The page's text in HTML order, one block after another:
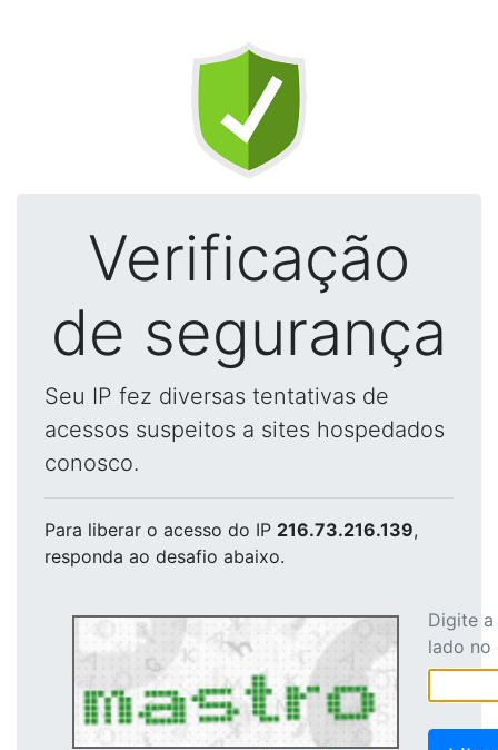
Verificação
de segurança
Seu IP fez diversas tentativas de
acessos suspeitos a sites hospedados
conosco.
Para liberar o acesso do IP 216.73.216.139,
responda ao desafio abaixo.
Digite
lado no